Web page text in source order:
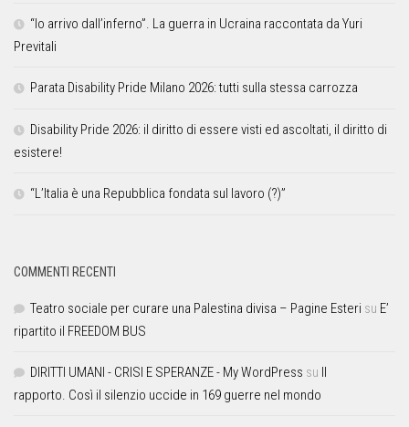
“Io arrivo dall’inferno”. La guerra in Ucraina raccontata da Yuri
Previtali
Parata Disability Pride Milano 2026: tutti sulla stessa carrozza
Disability Pride 2026: il diritto di essere visti ed ascoltati, il diritto di
esistere!
“L’Italia è una Repubblica fondata sul lavoro (?)”
COMMENTI RECENTI
Teatro sociale per curare una Palestina divisa – Pagine Esteri su E’
ripartito il FREEDOM BUS
DIRITTI UMANI - CRISI E SPERANZE - My WordPress su
rapporto. Così il silenzio uccide in 169 guerre nel mondo